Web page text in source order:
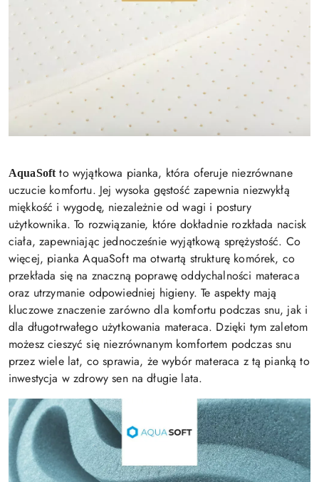
AquaSoftto wyjątkowa pianka, która oferuje niezrównane
uczucie komfortu. Jej wysoka gęstość zapewnia niezwykłą
miękkość i wygodę, niezależnie od wagi i postury
użytkownika. To rozwiązanie, które dokładnie rozkłada nacisk
ciała, zapewniając jednocześnie wyjątkową sprężystość. Co
więcej, pianka AquaSoft ma otwartą strukturę komórek, co
przekłada się na znaczną poprawę oddychalności materaca
oraz utrzymanie odpowiedniej higieny. Te aspekty mają
kluczowe znaczenie zarówno dla komfortu podczas snu, jak i
dla długotrwałego użytkowania materaca. Dzięki tym zaletom
możesz cieszyć się niezrównanym komfortem podczas snu
przez wiele lat, co sprawia, że wybór materaca z tą pianką to
inwestycja w zdrowy sen na długie lata.